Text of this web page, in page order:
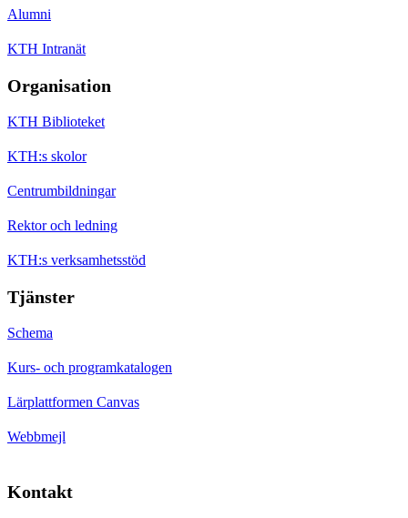
Alumni
KTH Intranät
Organisation
KTH Biblioteket
KTH:s skolor
Centrumbildningar
Rektor och ledning
KTH:s verksamhetsstöd
Tjänster
Schema
Kurs- och programkatalogen
Lärplattformen Canvas
Webbmejl
Kontakt